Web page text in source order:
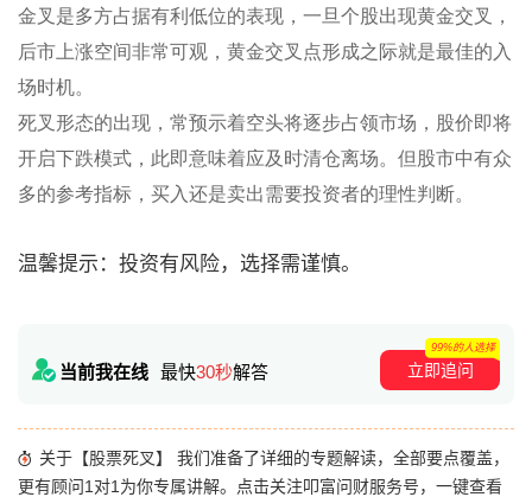
金叉是多方占据有利低位的表现，一旦个股出现黄金交叉，
后市上涨空间非常可观，黄金交叉点形成之际就是最佳的入
场时机。
死叉形态的出现，常预示着空头将逐步占领市场，股价即将
开启下跌模式，此即意味着应及时清仓离场。但股市中有众
多的参考指标，买入还是卖出需要投资者的理性判断。
温馨提示：投资有风险，选择需谨慎。
当前我在线 最快30秒解答 立即追问
99%的人选择
关于【股票死叉】 我们准备了详细的专题解读，全部要点覆盖，
更有顾问1对1为你专属讲解。点击关注叩富问财服务号，一键查看